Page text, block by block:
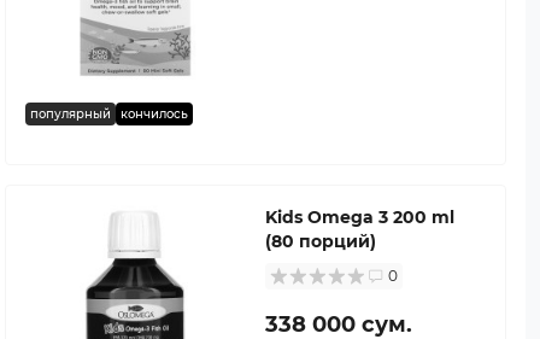
популярный кончилось
Kids Omega 3 200 ml
(80 порций)
0
338 000 сум.